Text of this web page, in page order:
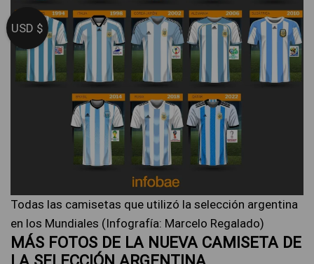
Todas las camisetas que utilizó la selección argentina
en los Mundiales (Infografía: Marcelo Regalado)
MÁS FOTOS DE LA NUEVA CAMISETA DE
USD $